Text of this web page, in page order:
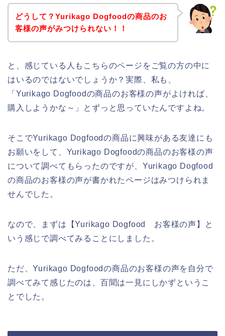
どうして？Yurikago Dogfoodの商品のお
客様の声がみつけられない！！
と、感じている人もこちらのページをご覧の方の中に
はいるのではないでしょうか？実際、私も、
「Yurikago Dogfoodの商品のお客様の声がよければ、
購入しようかな～」とずっと思っていたんですよね。
そこでYurikago Dogfoodの商品に興味がある友達にも
お願いをして、Yurikago Dogfoodの商品のお客様の声
について調べてもらったのですが、Yurikago Dogfood
の商品のお客様の声が書かれたページはみつけられま
せんでした。
なので、まずは【Yurikago Dogfood お客様の声】と
いう感じで調べてみることにしました。
ただ、Yurikago Dogfoodの商品のお客様の声を自分で
調べてみて感じたのは、百聞は一見にしかずというこ
とでした。